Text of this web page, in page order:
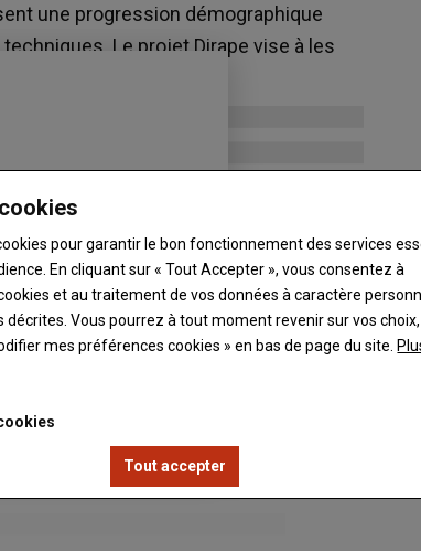
une progression démographique
Le projet Dirape vise à les
un volet économique.
pour garantir le bon fonctionnement des services
En cliquant sur « Tout Accepter », vous consentez à
et au traitement de vos données à caractère
décrites. Vous pourrez à tout moment revenir sur vos
mes préférences cookies » en bas de page du site.
Tout accepter